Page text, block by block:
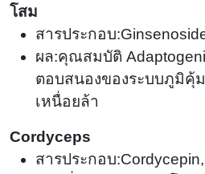
โสม
สารประกอบ
ผล:คุณสมบัติ
ตอบสนองของระบบภูมิคุ้
เหนื่อยล้า
Cordyceps
สารประกอบ